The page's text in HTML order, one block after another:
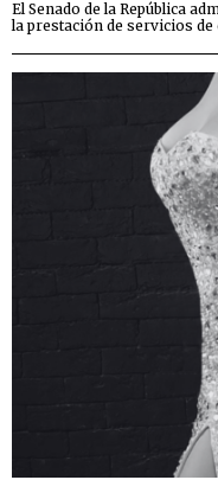
El Senado de la República
la prestación de servicios